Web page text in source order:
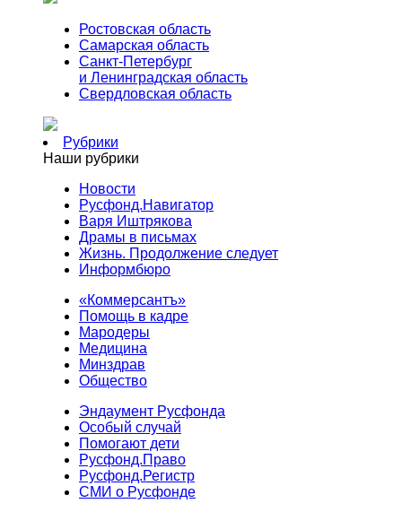
Ростовская область
Самарская область
Санкт-Петербург
и Ленинградская область
Свердловская область
Рубрики
Наши рубрики
Новости
Русфонд.Навигатор
Варя Иштрякова
Драмы в письмах
Жизнь. Продолжение следует
Информбюро
«Коммерсантъ»
Помощь в кадре
Мародеры
Медицина
Минздрав
Общество
Эндаумент Русфонда
Особый случай
Помогают дети
Русфонд.Право
Русфонд.Регистр
СМИ о Русфонде